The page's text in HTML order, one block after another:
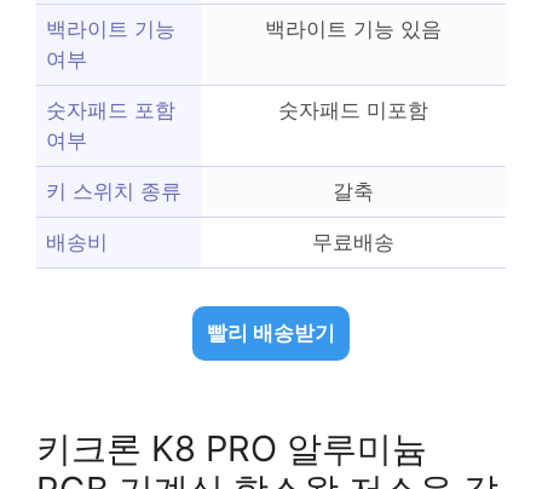
백라이트 기능
여부
백라이트 기능 있음
숫자패드 포함
여부
숫자패드 미포함
키 스위치 종류 갈축
배송비 무료배송
빨리 배송받기
키크론 K8 PRO 알루미늄